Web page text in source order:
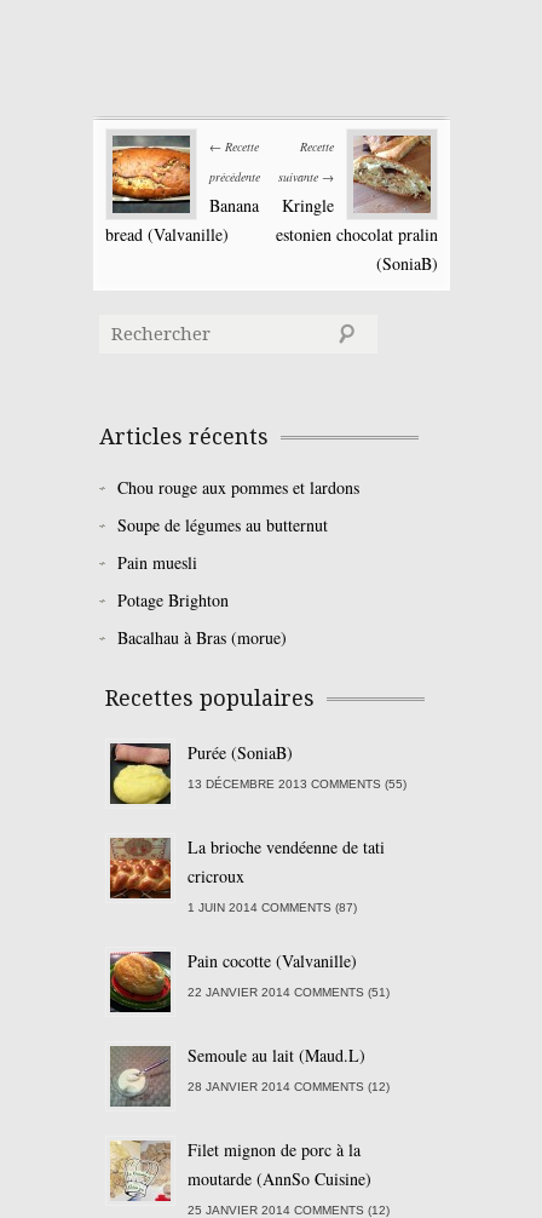
← Recette
précédente
Banana
bread (Valvanille)
Recette
suivante →
Kringle
estonien chocolat pralin
(SoniaB)
Articles récents
Chou rouge aux pommes et lardons
Soupe de légumes au butternut
Pain muesli
Potage Brighton
Bacalhau à Bras (morue)
Recettes populaires
Purée (SoniaB)
13 DÉCEMBRE 2013 COMMENTS (55)
La brioche vendéenne de tati
cricroux
1 JUIN 2014 COMMENTS (87)
Pain cocotte (Valvanille)
22 JANVIER 2014 COMMENTS (51)
Semoule au lait (Maud.L)
28 JANVIER 2014 COMMENTS (12)
Filet mignon de porc à la
moutarde (AnnSo Cuisine)
25 JANVIER 2014 COMMENTS (12)